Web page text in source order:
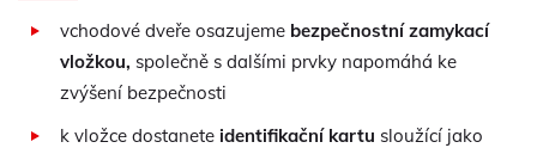
vchodové dveře osazujeme bezpečnostní zamykací
vložkou, společně s dalšími prvky napomáhá ke
zvýšení bezpečnosti
k vložce dostanete identifikační kartu sloužící jako